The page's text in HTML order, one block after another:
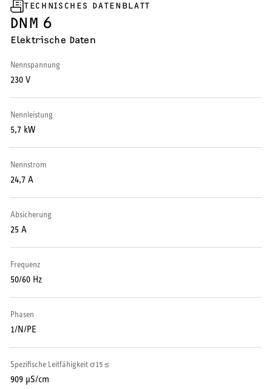
HEIZEN UND KÜHLEN
Wärmepumpe
Puffer- und Trinkwarmwasserspeicher
Regelung / Energiemanagement
Elektroheizung
WARMWASSER
Warmwasserspeicher
Warmwasser-Wärmepumpe
Kochendwassergeräte
TECHNISCHES DATENBLATT
DNM 6
Elektrische Daten
Nennspannung
230 V
Nennleistung
5,7 kW
Nennstrom
24,7 A
Absicherung
25 A
Frequenz
50/60 Hz
Phasen
1/N/PE
Spezifische Leitfähigkeit σ15 ≤
909 μS/cm